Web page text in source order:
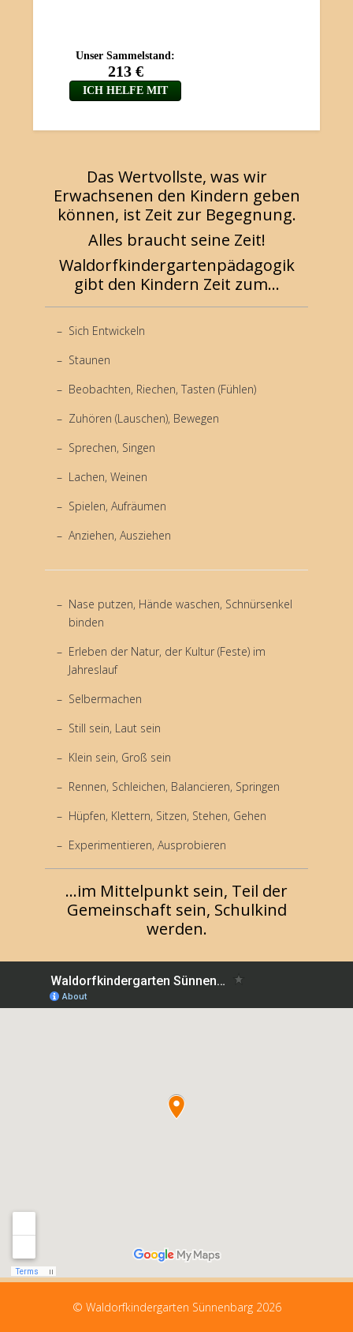
Das Wertvollste, was wir
Erwachsenen den Kindern geben
können, ist Zeit zur Begegnung.
Alles braucht seine Zeit!
Waldorfkindergartenpädagogik
gibt den Kindern Zeit zum...
Sich Entwickeln
Staunen
Beobachten, Riechen, Tasten (Fühlen)
Zuhören (Lauschen), Bewegen
Sprechen, Singen
Lachen, Weinen
Spielen, Aufräumen
Anziehen, Ausziehen
Nase putzen, Hände waschen, Schnürsenkel
binden
Erleben der Natur, der Kultur (Feste) im
Jahreslauf
Selbermachen
Still sein, Laut sein
Klein sein, Groß sein
Rennen, Schleichen, Balancieren, Springen
Hüpfen, Klettern, Sitzen, Stehen, Gehen
Experimentieren, Ausprobieren
...im Mittelpunkt sein, Teil der
Gemeinschaft sein, Schulkind
werden.
© Waldorfkindergarten Sünnenbarg 2026